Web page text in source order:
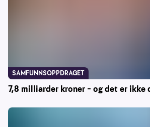
7,8 milliarder kroner – og det er
SAMFUNNSOPPDRAGET